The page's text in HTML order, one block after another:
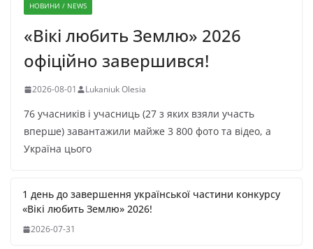
НОВИНИ / NEWS
«Вікі любить Землю» 2026
офіційно завершився!
2026-08-01 Lukaniuk Olesia
76 учасників і учасниць (27 з яких взяли участь
вперше) завантажили майже 3 800 фото та відео, а
Україна цього
1 день до завершення української частини конкурсу
«Вікі любить Землю» 2026!
2026-07-31